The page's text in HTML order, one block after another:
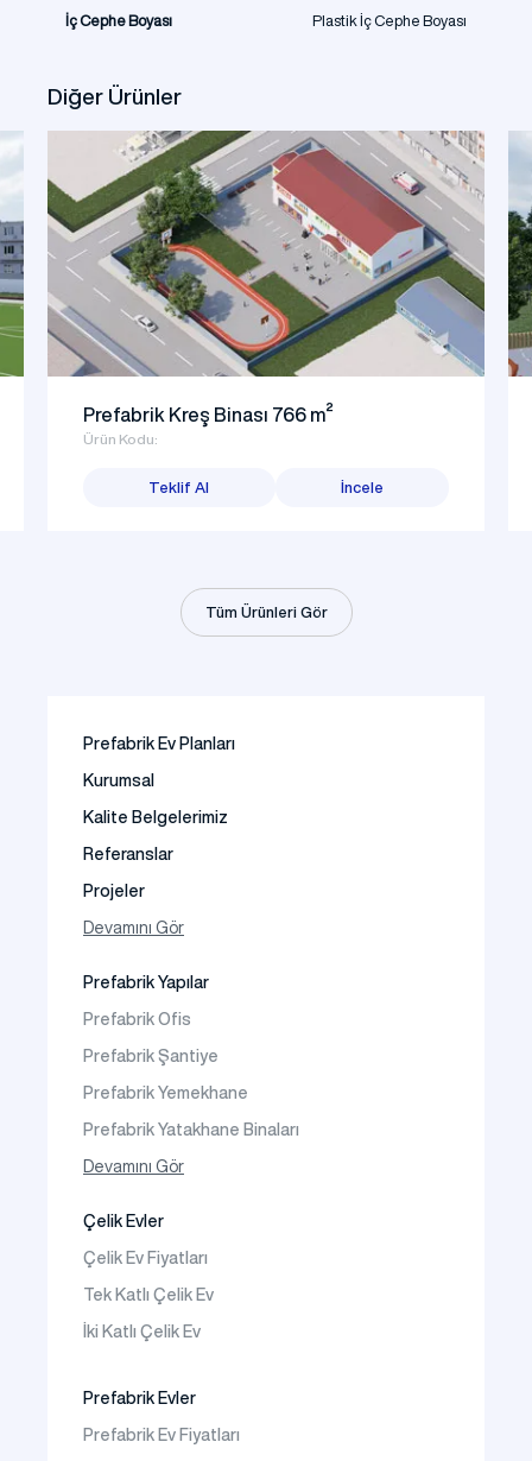
İç Cephe Boyası Plastik İç Cephe Boyası
Diğer Ürünler
Prefabrik Kreş Binası 766 m²
Ürün Kodu:
Teklif Al İncele
Tüm Ürünleri Gör
Prefabrik Ev Planları
Kurumsal
Kalite Belgelerimiz
Referanslar
Projeler
Fotoğraf Galeri
Devamını Gör
Prefabrik Yapılar
Prefabrik Ofis
Prefabrik Şantiye
Prefabrik Yemekhane
Prefabrik Yatakhane Binaları
Prefabrik Dükkan
Devamını Gör
Çelik Evler
Çelik Ev Fiyatları
Tek Katlı Çelik Ev
İki Katlı Çelik Ev
Prefabrik Evler
Prefabrik Ev Fiyatları